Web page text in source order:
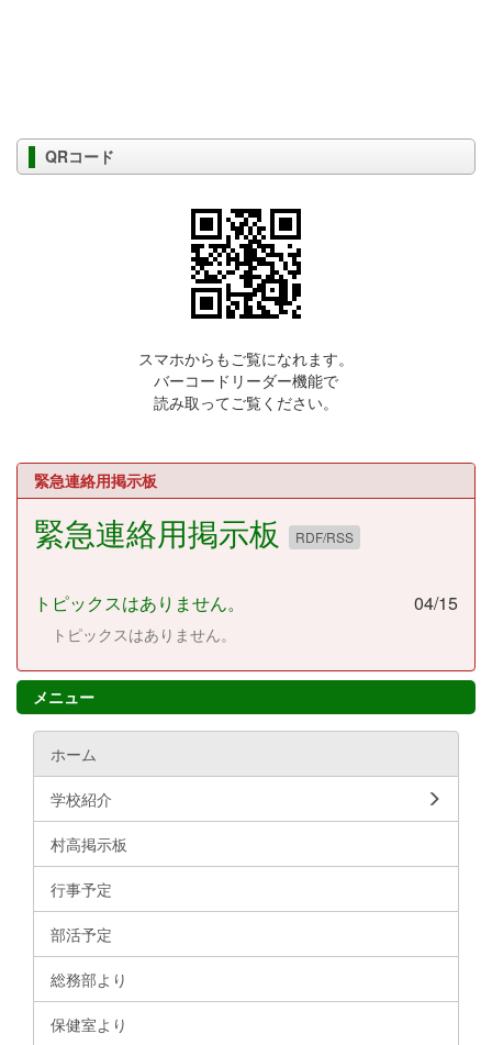
QRコード
スマホからもご覧になれます。
バーコードリーダー機能で
読み取ってご覧ください。
緊急連絡用掲示板
緊急連絡用掲示板 RDF/RSS
トピックスはありません。 04/15
トピックスはありません。
メニュー
ホーム
学校紹介
村高掲示板
行事予定
部活予定
総務部より
保健室より